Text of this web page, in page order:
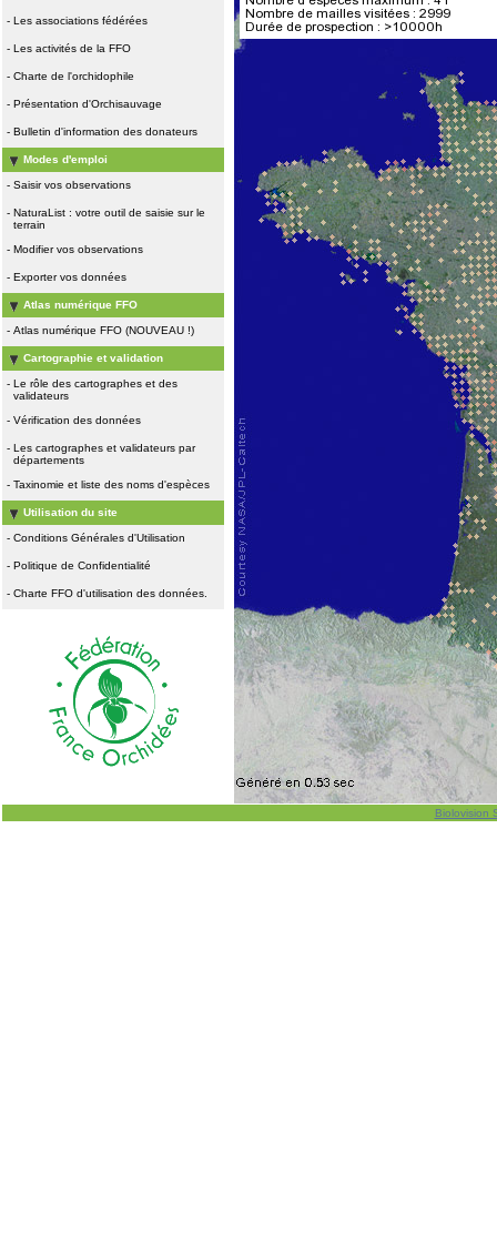
- Les associations fédérées
- Les activités de la FFO
- Charte de l'orchidophile
- Présentation d'Orchisauvage
- Bulletin d'information des donateurs
Modes d'emploi
- Saisir vos observations
- NaturaList : votre outil de saisie sur le
terrain
- Modifier vos observations
- Exporter vos données
Atlas numérique FFO
- Atlas numérique FFO (NOUVEAU !)
Cartographie et validation
- Le rôle des cartographes et des
validateurs
- Vérification des données
- Les cartographes et validateurs par
départements
- Taxinomie et liste des noms d'espèces
Utilisation du site
- Conditions Générales d'Utilisation
- Politique de Confidentialité
- Charte FFO d'utilisation des données.
Biolovision